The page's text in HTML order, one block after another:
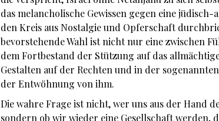
das melancholische Gewissen gegen eine
den Kreis aus Nostalgie und Opferschaft
bevorstehende Wahl ist nicht nur eine zwischen
dem Fortbestand der Stützung auf das
Gestalten auf der Rechten und in der
der Entwöhnung von ihm.
Die wahre Frage ist nicht, wer uns aus der Hand
sondern ob wir wieder eine Gesellschaft